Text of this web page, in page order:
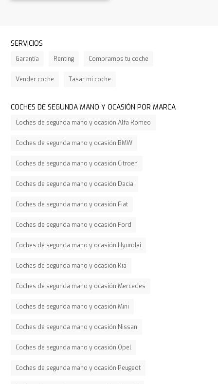
SERVICIOS
Garantía Renting Compramos tu coche
Vender coche Tasar mi coche
COCHES DE SEGUNDA MANO Y OCASIÓN POR MARCA
Coches de segunda mano y ocasión Alfa Romeo
Coches de segunda mano y ocasión BMW
Coches de segunda mano y ocasión Citroen
Coches de segunda mano y ocasión Dacia
Coches de segunda mano y ocasión Fiat
Coches de segunda mano y ocasión Ford
Coches de segunda mano y ocasión Hyundai
Coches de segunda mano y ocasión Kia
Coches de segunda mano y ocasión Mercedes
Coches de segunda mano y ocasión Mini
Coches de segunda mano y ocasión Nissan
Coches de segunda mano y ocasión Opel
Coches de segunda mano y ocasión Peugeot